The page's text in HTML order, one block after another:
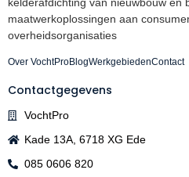
maatwerkoplossingen aan
overheidsorganisaties
Over VochtProBlogWerkgebiedenContact
Contactgegevens
VochtPro
Kade 13A, 6718 XG Ede
085 0606 820